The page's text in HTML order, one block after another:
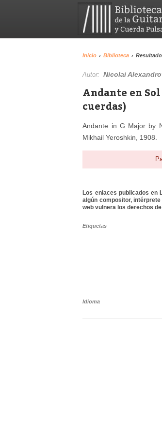
Inicio › Biblioteca ›
Autor:Nicolai
Andante en
cuerdas)
Andante in G Major by
Mikhail Yeroshkin, 1908.
Los enlaces publicados en
algún compositor,
web vulnera los derechos
Etiquetas
Idioma